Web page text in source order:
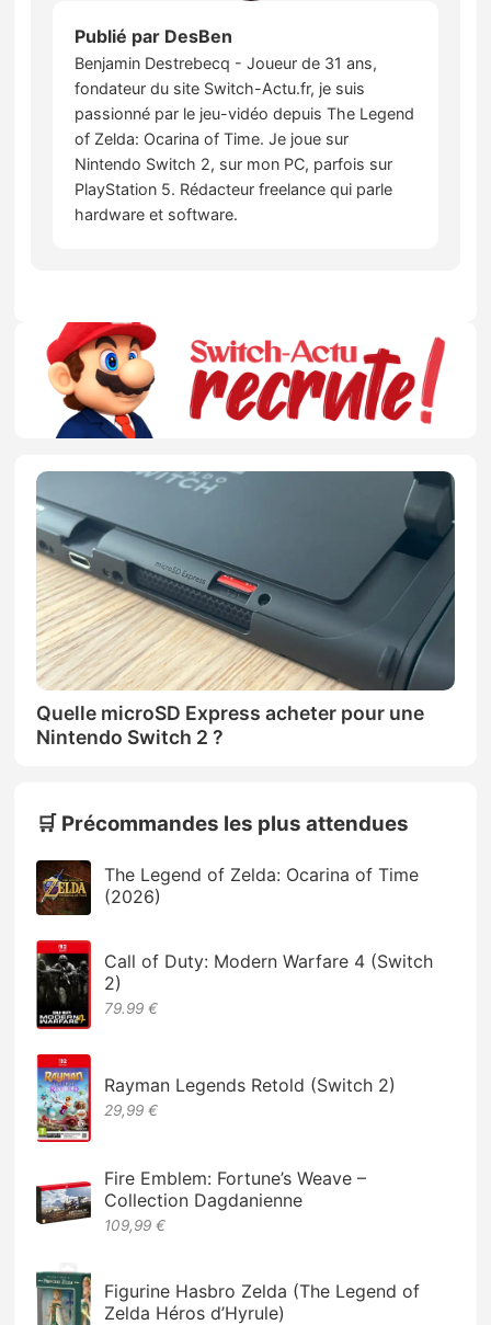
Publié par DesBen
Benjamin Destrebecq - Joueur de 31 ans,
fondateur du site Switch-Actu.fr, je suis
passionné par le jeu-vidéo depuis The Legend
of Zelda: Ocarina of Time. Je joue sur
Nintendo Switch 2, sur mon PC, parfois sur
PlayStation 5. Rédacteur freelance qui parle
hardware et software.
Quelle microSD Express acheter pour une
Nintendo Switch 2 ?
🛒 Précommandes les plus attendues
The Legend of Zelda: Ocarina of Time
(2026)
Call of Duty: Modern Warfare 4 (Switch
2)
79.99 €
Rayman Legends Retold (Switch 2)
29,99 €
Fire Emblem: Fortune’s Weave –
Collection Dagdanienne
109,99 €
Figurine Hasbro Zelda (The Legend of
Zelda Héros d’Hyrule)